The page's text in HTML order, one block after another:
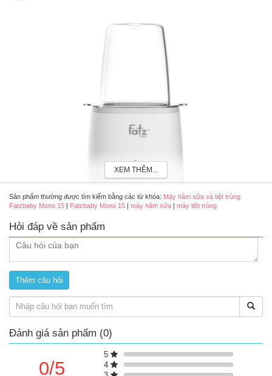
Thông số kỹ thuật
Điện áp: AC 220V – 240 V, 50/60 Hz
Công suất: 500W
Khối lượng: 0.84 kg
Kích thước: 14,5 x 13,0 x 20,5 (cm)
Tích hợp 5 chức năng thiết yếu: hâm nóng nhanh, giữ ấm,
XEM THÊM...
Sản phẩm thường được tìm kiếm bằng các từ khóa: Máy hâm sữa và tiệt trùng
Fatzbaby Mono 15 | Fatzbaby Mono 15 | máy hâm sữa | máy tiệt trùng
Hỏi đáp về sản phẩm
Đánh giá sản phẩm (0)
0/5
5
4